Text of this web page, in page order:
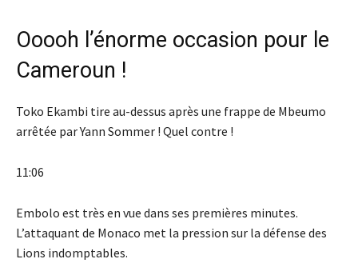
Ooooh l’énorme occasion pour le
Cameroun !
Toko Ekambi tire au-dessus après une frappe de Mbeumo
arrêtée par Yann Sommer ! Quel contre !
11:06
Embolo est très en vue dans ses premières minutes.
L’attaquant de Monaco met la pression sur la défense des
Lions indomptables.